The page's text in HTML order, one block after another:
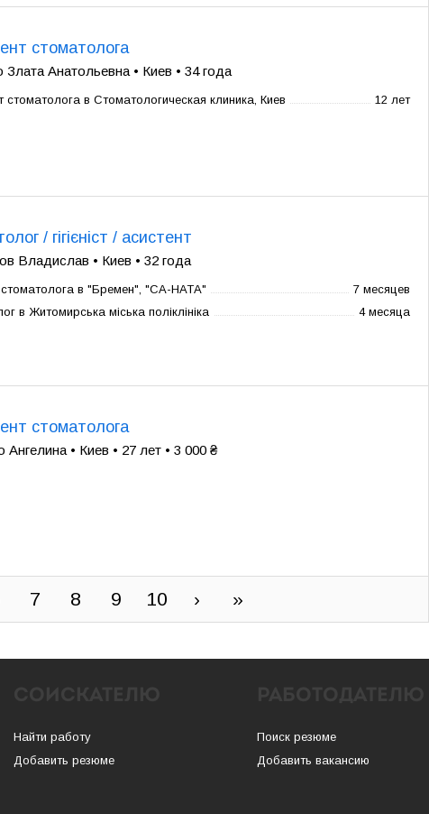
стоматолога
Злата Анатольевна • Киев • 34 года
стоматолога в Стоматологическая клиника, Киев 12 лет
/ гігієніст / асистент
Владислав • Киев • 32 года
стоматолога в "Бремен", "СА-НАТА"
7 месяцев
в Житомирська міська поліклініка
4 месяца
стоматолога
Ангелина • Киев • 27 лет • 3 000 ₴
7 8 9 10 › »
Найти работу
Добавить резюме
Поиск резюме
Добавить вакансию